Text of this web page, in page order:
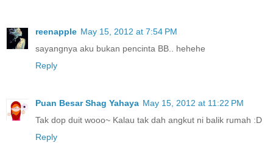
reenapple May 15, 2012 at 7:54 PM
sayangnya aku bukan pencinta BB.. hehehe
Reply
Puan Besar Shag Yahaya May 15, 2012 at 11:22 PM
Tak dop duit wooo~ Kalau tak dah angkut ni balik rumah :D
Reply